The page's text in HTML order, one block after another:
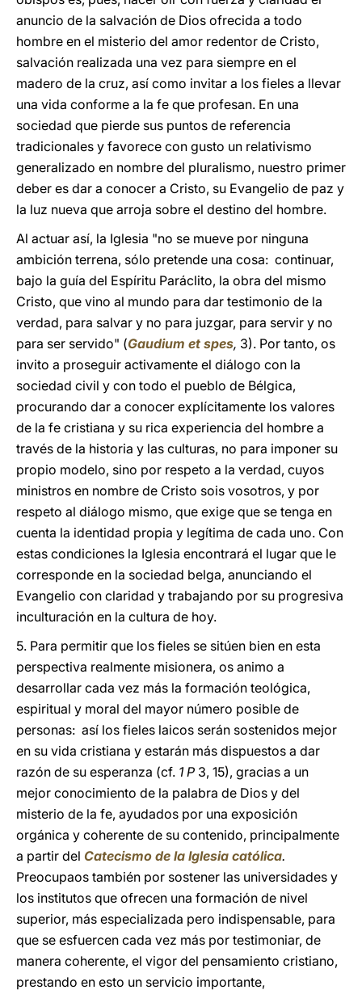
anuncio de la salvación de Dios ofrecida a todo
hombre en el misterio del amor redentor de Cristo,
salvación realizada una vez para siempre en el
madero de la cruz, así como invitar a los fieles a llevar
una vida conforme a la fe que profesan. En una
sociedad que pierde sus puntos de referencia
tradicionales y favorece con gusto un relativismo
generalizado en nombre del pluralismo, nuestro primer
deber es dar a conocer a Cristo, su Evangelio de paz y
la luz nueva que arroja sobre el destino del hombre.
Al actuar así, la Iglesia "no se mueve por ninguna
ambición terrena, sólo pretende una cosa: continuar,
bajo la guía del Espíritu Paráclito, la obra del mismo
Cristo, que vino al mundo para dar testimonio de la
verdad, para salvar y no para juzgar, para servir y no
para ser servido" (Gaudium et spes, 3). Por tanto, os
invito a proseguir activamente el diálogo con la
sociedad civil y con todo el pueblo de Bélgica,
procurando dar a conocer explícitamente los valores
de la fe cristiana y su rica experiencia del hombre a
través de la historia y las culturas, no para imponer su
propio modelo, sino por respeto a la verdad, cuyos
ministros en nombre de Cristo sois vosotros, y por
respeto al diálogo mismo, que exige que se tenga en
cuenta la identidad propia y legítima de cada uno. Con
estas condiciones la Iglesia encontrará el lugar que le
corresponde en la sociedad belga, anunciando el
Evangelio con claridad y trabajando por su progresiva
inculturación en la cultura de hoy.
5. Para permitir que los fieles se sitúen bien en esta
perspectiva realmente misionera, os animo a
desarrollar cada vez más la formación teológica,
espiritual y moral del mayor número posible de
personas: así los fieles laicos serán sostenidos mejor
en su vida cristiana y estarán más dispuestos a dar
razón de su esperanza (cf. 1 P 3, 15), gracias a un
mejor conocimiento de la palabra de Dios y del
misterio de la fe, ayudados por una exposición
orgánica y coherente de su contenido, principalmente
a partir del Catecismo de la Iglesia católica.
Preocupaos también por sostener las universidades y
los institutos que ofrecen una formación de nivel
superior, más especializada pero indispensable, para
que se esfuercen cada vez más por testimoniar, de
manera coherente, el vigor del pensamiento cristiano,
prestando en esto un servicio importante,